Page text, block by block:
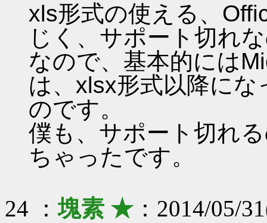
xls形式の使える、
じく、サポート切れ
なので、基本的には
は、xlsx形式以降に
のです。
僕も、サポート切れ
ちゃったです。
24 ：塊素 ★：2014/05/